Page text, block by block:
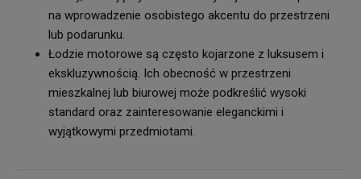
na wprowadzenie osobistego akcentu do przestrzeni
lub podarunku.
Łodzie motorowe są często kojarzone z luksusem i
ekskluzywnością. Ich obecność w przestrzeni
mieszkalnej lub biurowej może podkreślić wysoki
standard oraz zainteresowanie eleganckimi i
wyjątkowymi przedmiotami.